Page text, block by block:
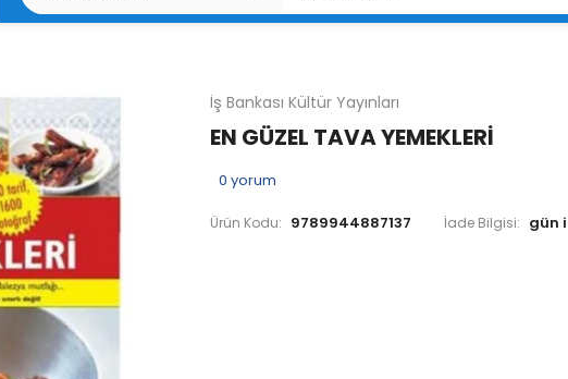
İş Bankası Kültür Yayınları
EN GÜZEL TAVA YEMEKLERİ
0 yorum
Ürün Kodu: 9789944887137 İade Bilgisi: